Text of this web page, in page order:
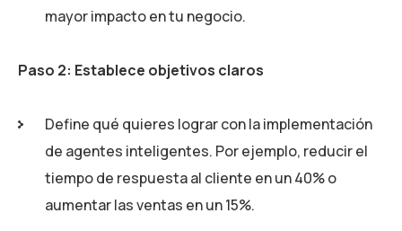
mayor impacto en tu negocio.
Paso 2: Establece objetivos claros
Define qué quieres lograr con la implementación
de agentes inteligentes. Por ejemplo, reducir el
tiempo de respuesta al cliente en un 40% o
aumentar las ventas en un 15%.